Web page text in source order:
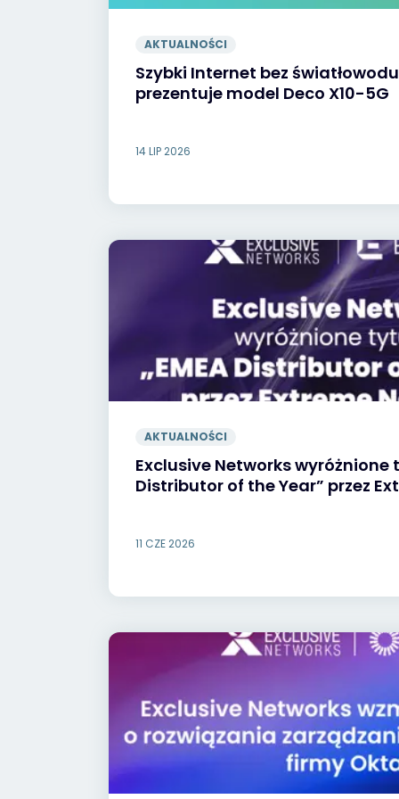
AKTUALNOŚCI
Szybki Internet bez
prezentuje model Deco X10-5G
14 LIP 2026
AKTUALNOŚCI
Exclusive Networks wyróżnione
Distributor of the Year” przez
11 CZE 2026